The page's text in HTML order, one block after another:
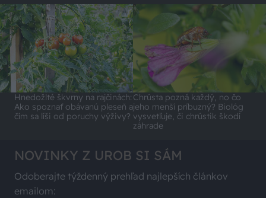
Hnedožlté škvrny na rajčinách:
Ako spoznať obávanú pleseň a
čím sa líši od poruchy výživy?
Chrústa pozná každý, no čo
jeho menší príbuzný? Biológ
vysvetľuje, či chrústik škodí
záhrade
NOVINKY Z UROB SI SÁM
Odoberajte týždenný prehľad najlepších článkov
emailom: